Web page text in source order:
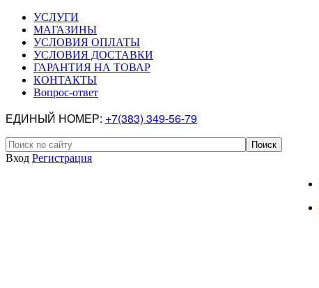
УСЛУГИ
МАГАЗИНЫ
УСЛОВИЯ ОПЛАТЫ
УСЛОВИЯ ДОСТАВКИ
ГАРАНТИЯ НА ТОВАР
КОНТАКТЫ
Вопрос-ответ
ЕДИНЫЙ НОМЕР: +7(383) 349-56-79
Вход Регистрация